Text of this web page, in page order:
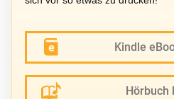
Kindle
Hörbuch